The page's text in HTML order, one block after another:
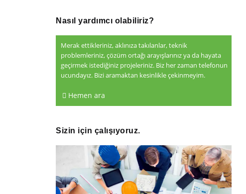
Nasıl yardımcı olabiliriz?
Merak ettikleriniz, aklınıza takılanlar, teknik
problemleriniz, çözüm ortağı arayışlarınız ya da hayata
geçirmek istediğiniz projeleriniz. Biz her zaman telefonun
ucundayız. Bizi aramaktan kesinlikle çekinmeyim.
Hemen ara
Sizin için çalışıyoruz.